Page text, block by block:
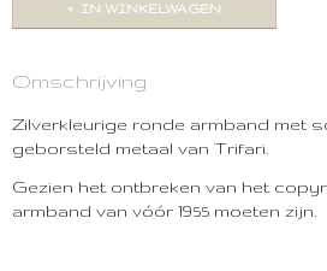
IN WINKELWAGEN
Omschrijving
Zilverkleurige ronde armband met
geborsteld metaal van Trifari.
Gezien het ontbreken van het
armband van vóór 1955 moeten zijn.